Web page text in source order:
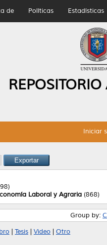
de Políticas Estadísticas
Iniciar
Laboral y Agraria (868)
Group by:
Tesis Video Otro